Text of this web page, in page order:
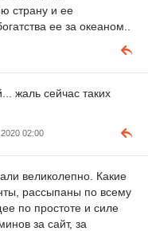
страну и ее
ее за океаном..
жаль сейчас таких
02:00
великолепно. Какие
рассыпаны по всему
по простоте и силе
за сайт, за